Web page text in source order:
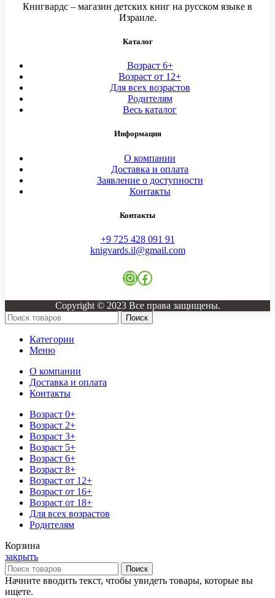
Книгвардс – магазин детских книг на русском языке в
Израиле.
Каталог
Возраст 6+
Возраст от 12+
Для всех возрастов
Родителям
Весь каталог
Информация
О компании
Доставка и оплата
Заявление о доступности
Контакты
Контакты
+9 725 428 091 91
knigvards.il@gmail.com
Instagram
Facebook
Copyright © 2023 Все права защищены.
Поиск
Категории
Меню
О компании
Доставка и оплата
Контакты
Возраст 0+
Возраст 2+
Возраст 3+
Возраст 5+
Возраст 6+
Возраст 8+
Возраст от 12+
Возраст от 16+
Возраст от 18+
Для всех возрастов
Родителям
Корзина
закрыть
Поиск
Начните вводить текст, чтобы увидеть товары, которые вы
ищете.